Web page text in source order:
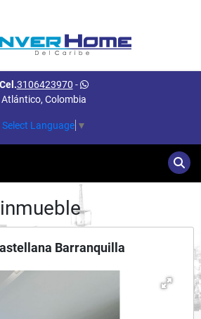
Cel.3106423970 -
Atlántico, Colombia
Select Language ▼
Barranquilla